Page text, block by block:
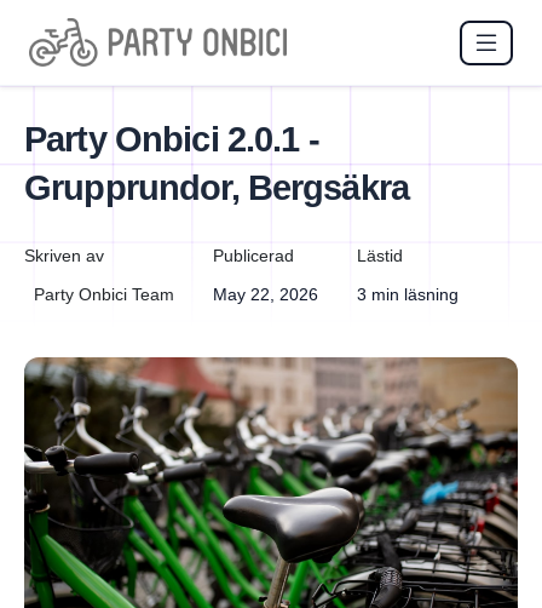
Party Onbici 2.0.1 -
Grupprundor, Bergsäkra
Skriven av
Party Onbici Team
Publicerad
May 22, 2026
Lästid
3 min läsning